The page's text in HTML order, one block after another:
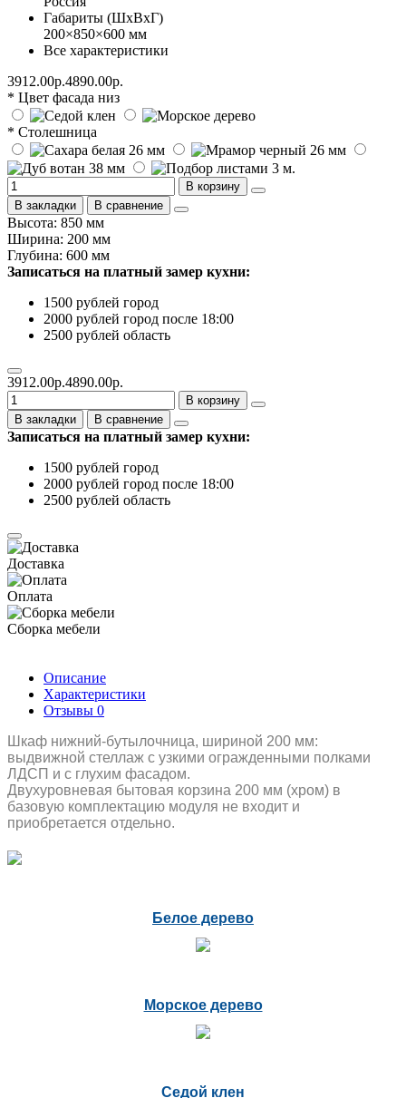
Габариты (ШхВхГ)
200×850×600 мм
Все характеристики
3912.00р.4890.00р.
* Цвет фасада низ
* Столешница
В корзину
В закладки
В сравнение
Высота: 850 мм
Ширина: 200 мм
Глубина: 600 мм
Записаться на платный замер кухни:
1500 рублей город
2000 рублей город после 18:00
2500 рублей область
3912.00р.4890.00р.
В корзину
В закладки
В сравнение
Записаться на платный замер кухни:
1500 рублей город
2000 рублей город после 18:00
2500 рублей область
Доставка
Оплата
Сборка мебели
Описание
Характеристики
Отзывы 0
Шкаф нижний-бутылочница, шириной 200 мм:
выдвижной стеллаж с узкими огражденными полками
ЛДСП и с глухим фасадом.
Двухуровневая бытовая корзина 200 мм (хром) в
базовую комплектацию модуля не входит и
приобретается отдельно.
Белое дерево
Морское дерево
Седой клен